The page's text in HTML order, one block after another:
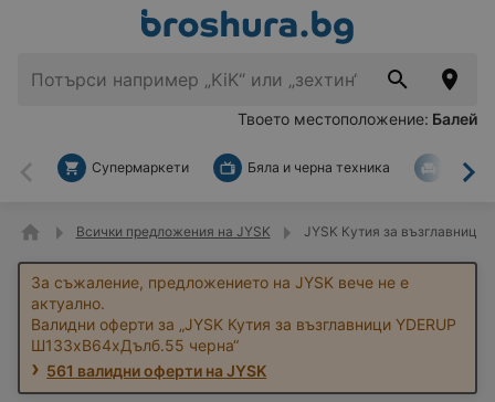
Твоето местоположение: Балей
Назад
Супермаркети Бяла и черна техника За
Всички предложения на JYSK JYSK Кутия за
За съжаление, предложението на JYSK вече не е
актуално.
Валидни оферти за „JYSK Кутия за възглавници YDERUP
Ш133xВ64xДълб.55 черна“
561 валидни оферти на JYSK